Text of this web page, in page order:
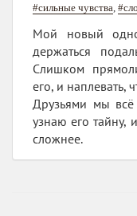
#сильные чувства
Мой новый
держаться
Слишком
его, и наплевать,
Друзьями мы
узнаю его тайну,
сложнее.